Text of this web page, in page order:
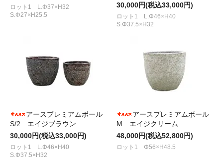
ロット1 L.Φ37×H32
S.Φ27×H25.5
30,000円(税込33,000円)
ロット1 L.Φ46×H40
S.Φ37.5×H32
アースプレミアムボール
S/2 エイジブラウン
30,000円(税込33,000円)
ロット1 L.Φ46×H40
S.Φ37.5×H32
アースプレミアムボール
M エイジクリーム
48,000円(税込52,800円)
ロット1 Φ56×H48.5